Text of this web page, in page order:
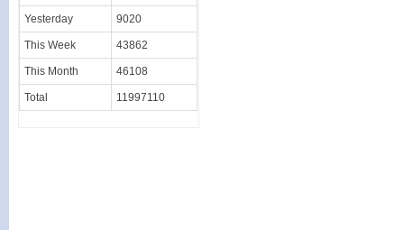
Yesterday 9020
This Week 43862
This Month 46108
Total 11997110